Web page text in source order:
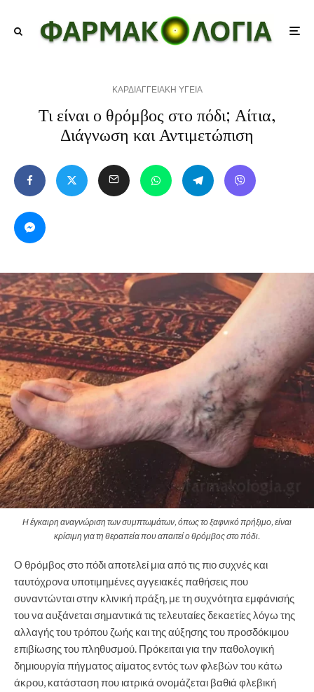
ΚΑΡΔΙΑΓΓΕΙΑΚΗ ΥΓΕΙΑ
Τι είναι ο θρόμβος στο πόδι; Αίτια,
Διάγνωση και Αντιμετώπιση
Η έγκαιρη αναγνώριση των συμπτωμάτων, όπως το ξαφνικό πρήξιμο, είναι
κρίσιμη για τη θεραπεία που απαιτεί ο θρόμβος στο πόδι.
Ο θρόμβος στο πόδι αποτελεί μια από τις πιο συχνές και
ταυτόχρονα υποτιμημένες αγγειακές παθήσεις που
συναντώνται στην κλινική πράξη, με τη συχνότητα εμφάνισής
του να αυξάνεται σημαντικά τις τελευταίες δεκαετίες λόγω της
αλλαγής του τρόπου ζωής και της αύξησης του προσδόκιμου
επιβίωσης του πληθυσμού. Πρόκειται για την παθολογική
δημιουργία πήγματος αίματος εντός των φλεβών του κάτω
άκρου, κατάσταση που ιατρικά ονομάζεται βαθιά φλεβική